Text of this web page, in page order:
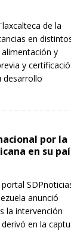
de la
en
y
y
desarrollo
por la
en su
anunció
la intervención
en la